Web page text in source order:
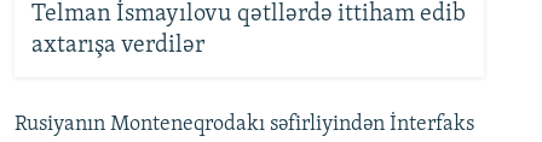
Telman İsmayılovu qətllərdə ittiham edib
axtarışa verdilər
Rusiyanın Monteneqrodakı səfirliyindən İnterfaks